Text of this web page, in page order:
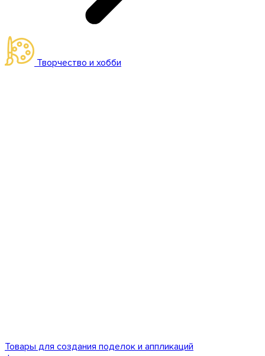
Творчество и хобби
Товары для создания поделок и аппликаций